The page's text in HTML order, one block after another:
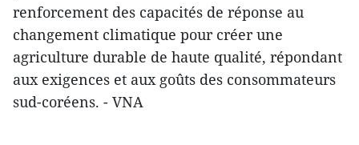
renforcement des capacités de réponse au
changement climatique pour créer une
agriculture durable de haute qualité, répondant
aux exigences et aux goûts des consommateurs
sud-coréens. - VNA